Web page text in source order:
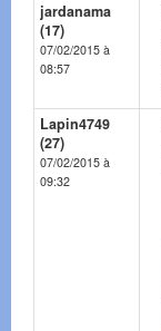
jardanama
(17)
07/02/2015 à
08:57
Lapin4749
(27)
07/02/2015 à
09:32